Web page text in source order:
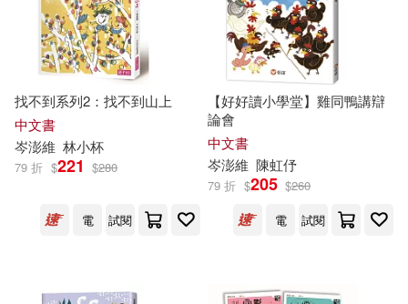
找不到系列2：找不到山上
中文書
岑澎維 林小杯
79 折 $221 $280
電 試閱
【好好讀小學堂】雞同鴨講辯
論會
中文書
岑澎維 陳虹伃
79 折 $205 $260
電
試閱